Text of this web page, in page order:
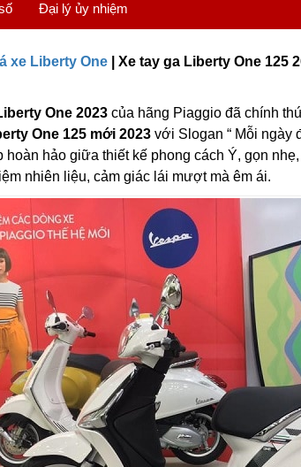
Đại lý ủy nhiệm
xe Liberty One | Xe tay ga Liberty One 125
One 2023 của hãng Piaggio đã chính
One 125 mới 2023 với Slogan “ Mỗi ngày
hoàn hảo giữa thiết kế phong cách Ý, gọn
nhiên liệu, cảm giác lái mượt mà êm ái.